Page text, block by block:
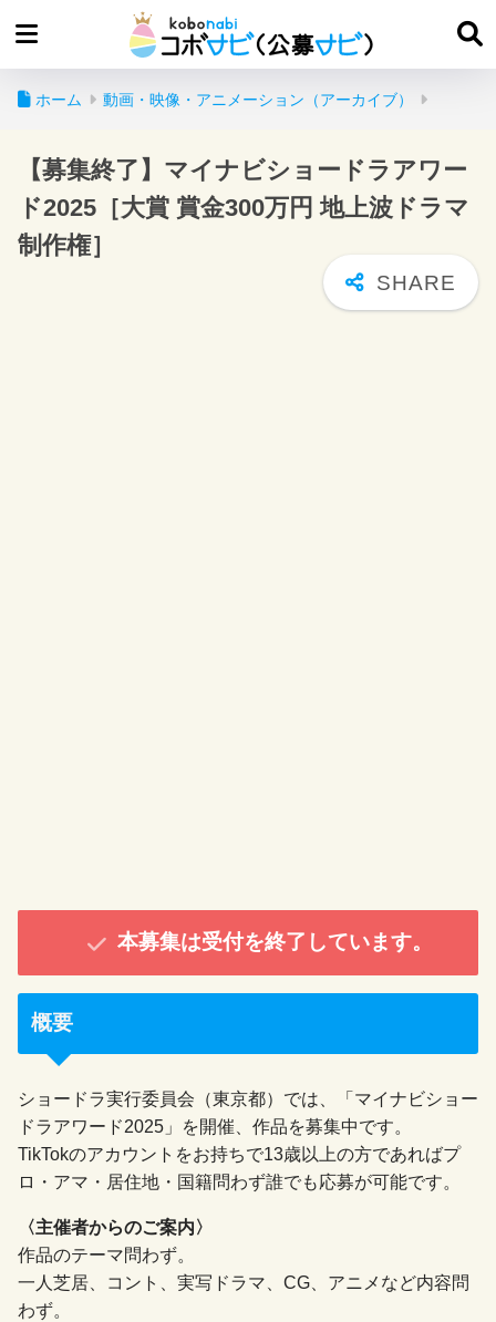
ホーム 動画・映像・アニメーション（アーカイブ）
【募集終了】マイナビショードラアワー
ド2025［大賞 賞金300万円 地上波ドラマ
制作権］
本募集は受付を終了しています。
概要
ショードラ実行委員会（東京都）では、「マイナビショー
ドラアワード2025」を開催、作品を募集中です。
TikTokのアカウントをお持ちで13歳以上の方であればプ
ロ・アマ・居住地・国籍問わず誰でも応募が可能です。
〈主催者からのご案内〉
作品のテーマ問わず。
一人芝居、コント、実写ドラマ、CG、アニメなど内容問
わず。